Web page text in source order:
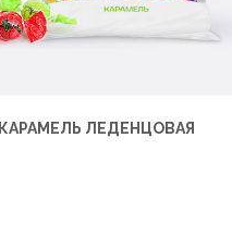
КАРАМЕЛЬ ЛЕДЕНЦОВАЯ